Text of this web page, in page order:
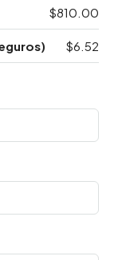
$810.00
$6.52